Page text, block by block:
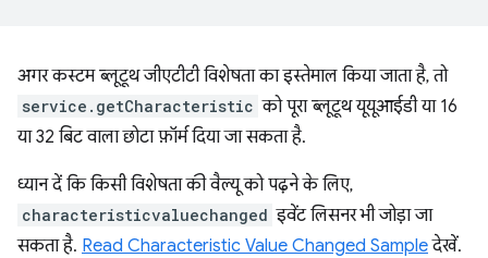
अगर कस्टम ब्लूटूथ जीएटीटी विशेषता का इस्तेमाल किया जाता है, तो
service.getCharacteristic को पूरा ब्लूटूथ यूयूआईडी या 16
या 32 बिट वाला छोटा फ़ॉर्म दिया जा सकता है.
ध्यान दें कि किसी विशेषता की वैल्यू को पढ़ने के लिए,
characteristicvaluechanged इवेंट लिसनर भी जोड़ा जा
सकता है. Read Characteristic Value Changed Sampleदेखें.